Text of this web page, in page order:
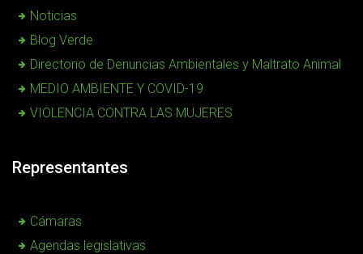
Noticias
Blog Verde
Directorio de Denuncias Ambientales y Maltrato Animal
MEDIO AMBIENTE Y COVID-19
VIOLENCIA CONTRA LAS MUJERES
Representantes
Cámaras
Agendas legislativas